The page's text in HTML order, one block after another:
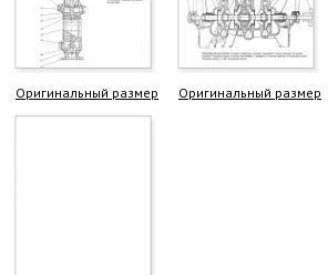
Оригинальный размер Оригинальный размер